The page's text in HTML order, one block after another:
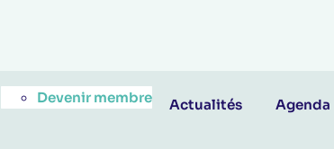
Devenir membre Actualités Agenda